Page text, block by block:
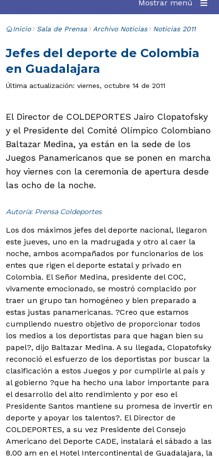
Mostrar menú
Inicio Sala de Prensa Archivo Noticias Noticias 2011
Jefes del deporte de Colombia
en Guadalajara
Última actualización: viernes, octubre 14 de 2011
El Director de COLDEPORTES Jairo Clopatofsky
y el Presidente del Comité Olímpico Colombiano
Baltazar Medina, ya están en la sede de los
Juegos Panamericanos que se ponen en marcha
hoy viernes con la ceremonia de apertura desde
las ocho de la noche.
Autoría: Prensa Coldeportes
Los dos máximos jefes del deporte nacional, llegaron
este jueves, uno en la madrugada y otro al caer la
noche, ambos acompañados por funcionarios de los
entes que rigen el deporte estatal y privado en
Colombia. El Señor Medina, presidente del COC,
vivamente emocionado, se mostró complacido por
traer un grupo tan homogéneo y bien preparado a
estas justas panamericanas. ?Creo que estamos
cumpliendo nuestro objetivo de proporcionar todos
los medios a los deportistas para que hagan bien su
papel?, dijo Baltazar Medina. A su llegada, Clopatofsky
reconoció el esfuerzo de los deportistas por buscar la
clasificación a estos Juegos y por cumplirle al país y
al gobierno ?que ha hecho una labor importante para
el desarrollo del alto rendimiento y por eso el
Presidente Santos mantiene su promesa de invertir en
deporte y apoyar los talentos?. El Director de
COLDEPORTES, a su vez Presidente del Consejo
Americano del Deporte CADE, instalará el sábado a las
8.00 am en el Hotel Intercontinental de Guadalajara, la